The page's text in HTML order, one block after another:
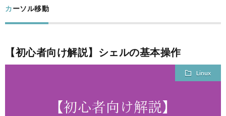
カーソル移動
【初心者向け解説】シェルの基本操作
Linux